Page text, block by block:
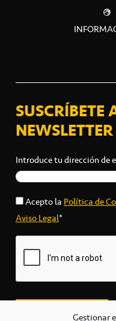
Gestionar
SUSCRÍBETE
NEWSLETTER
Introduce tu dirección de
Acepto laPolítica de
Aviso Legal*